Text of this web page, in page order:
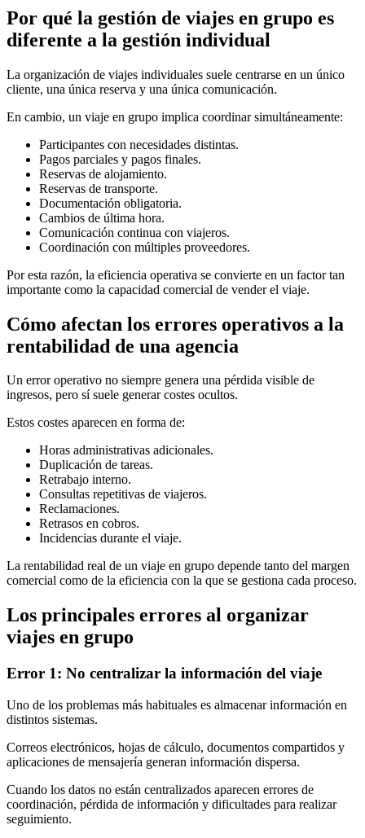
Por qué la gestión de viajes en grupo es
diferente a la gestión individual
La organización de viajes individuales suele centrarse en un único
cliente, una única reserva y una única comunicación.
En cambio, un viaje en grupo implica coordinar simultáneamente:
Participantes con necesidades distintas.
Pagos parciales y pagos finales.
Reservas de alojamiento.
Reservas de transporte.
Documentación obligatoria.
Cambios de última hora.
Comunicación continua con viajeros.
Coordinación con múltiples proveedores.
Por esta razón, la eficiencia operativa se convierte en un factor tan
importante como la capacidad comercial de vender el viaje.
Cómo afectan los errores operativos a la
rentabilidad de una agencia
Un error operativo no siempre genera una pérdida visible de
ingresos, pero sí suele generar costes ocultos.
Estos costes aparecen en forma de:
Horas administrativas adicionales.
Duplicación de tareas.
Retrabajo interno.
Consultas repetitivas de viajeros.
Reclamaciones.
Retrasos en cobros.
Incidencias durante el viaje.
La rentabilidad real de un viaje en grupo depende tanto del margen
comercial como de la eficiencia con la que se gestiona cada proceso.
Los principales errores al organizar
viajes en grupo
Error 1: No centralizar la información del viaje
Uno de los problemas más habituales es almacenar información en
distintos sistemas.
Correos electrónicos, hojas de cálculo, documentos compartidos y
aplicaciones de mensajería generan información dispersa.
Cuando los datos no están centralizados aparecen errores de
coordinación, pérdida de información y dificultades para realizar
seguimiento.